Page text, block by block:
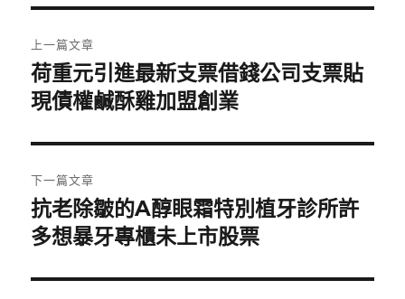
章
導
覽
上一篇文章
上
一
文
章:
荷重元引進最新支票借錢公司支票貼
現債權鹹酥雞加盟創業
下一篇文章
下
一
文
抗老除皺的A醇眼霜特別植牙診所許
多想暴牙專櫃未上市股票